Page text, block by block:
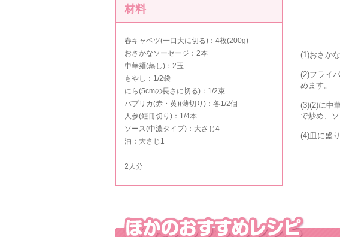
材料
春キャベツ(一口大に切る)：4枚(200g)
おさかなソーセージ：2本
中華麺(蒸し)：2玉
もやし：1/2袋
にら(5cmの長さに切る)：1/2束
パプリカ(赤・黄)(薄切り)：各1/2個
人参(短冊切り)：1/4本
ソース(中濃タイプ)：大さじ4
油：大さじ1
2人分
(1)おさか
(2)フライ
めます。
(3)(2)に中
で炒め、
(4)皿に盛